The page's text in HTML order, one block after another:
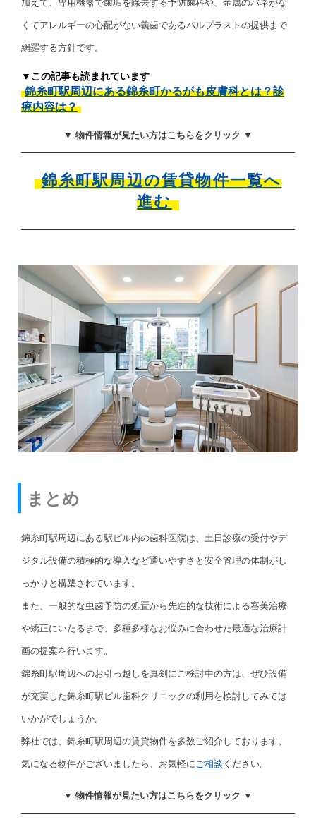
加えて、専用機器で歯垢を除去する予防歯科や、金属のバネがな
くてアレルギーの心配がない義歯であるバルプラストの提供まで
網羅する方針です。
▼この記事も読まれています
錦糸町駅周辺にある錦糸町かるがも皮膚科とは？診
療内容は？
▼ 物件情報が見たい方はこちらをクリック ▼
錦糸町駅周辺の賃貸物件一覧へ
進む
まとめ
錦糸町駅周辺にある駅ビル内の歯科医院は、土日診療の受付やデ
ジタル設備の積極的な導入など通いやすさと安全管理の体制がし
っかりと構築されています。
また、一般的な虫歯予防の処置から先進的な技術による審美治療
や矯正にいたるまで、多種多様なお悩みに合わせた最適な治療計
画の提案を行います。
錦糸町駅周辺へのお引っ越しを真剣にご検討中の方は、ぜひ設備
が充実した錦糸町駅ビル歯科クリニックの利用を検討してみては
いかがでしょうか。
弊社では、錦糸町駅周辺の賃貸物件を多数ご紹介しております。
気になる物件がございましたら、お気軽にご相談 ください。
▼ 物件情報が見たい方はこちらをクリック ▼